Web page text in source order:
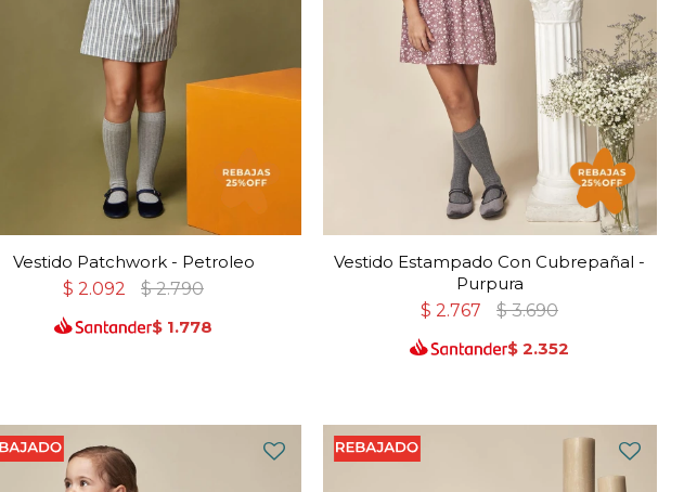
Vestido Patchwork - Petroleo
$ 2.092 $ 2.790
$ 1.778
Vestido Estampado Con Cubrepañal -
Purpura
$ 2.767 $ 3.690
$ 2.352